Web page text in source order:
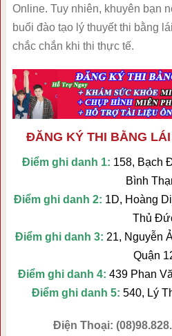
Online. Tuy nhiên, khuyên bạn
buổi đào tạo lý thuyết thi bằng
chắc chắn khi thi thực tế.
ĐĂNG KÝ THI BẰNG
Điểm ghi danh 1: 158, Bạch
Bình
Điểm ghi danh 2: 1D, Hoàng
Thủ
Điểm ghi danh 3: 21, Nguyễn
Quận
Điểm ghi danh 4: 439 Phan
Điểm ghi danh 5: 540, Lý
Điện Thoại: